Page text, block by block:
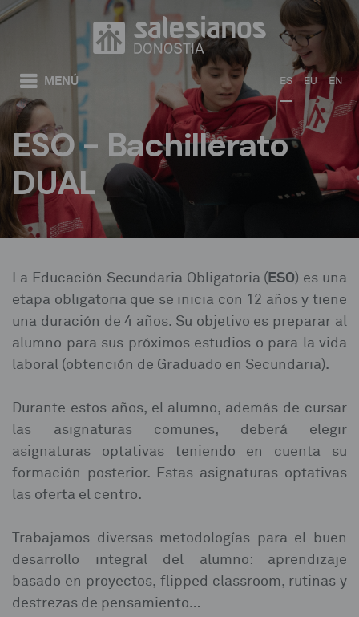
Pasar al contenido principal
MENÚ ES EU EN
ESO - Bachillerato
DUAL
Usted está aquí
La Educación Secundaria Obligatoria (ESO) es una
etapa obligatoria que se inicia con 12 años y tiene
una duración de 4 años. Su objetivo es preparar al
alumno para sus próximos estudios o para la vida
laboral (obtención de Graduado en Secundaria).
Durante estos años, el alumno, además de cursar
las asignaturas comunes, deberá elegir
asignaturas optativas teniendo en cuenta su
formación posterior. Estas asignaturas optativas
las oferta el centro.
Trabajamos diversas metodologías para el buen
desarrollo integral del alumno: aprendizaje
basado en proyectos, flipped classroom, rutinas y
destrezas de pensamiento…